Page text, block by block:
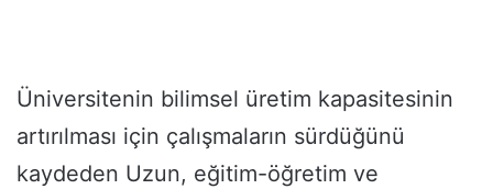
Üniversitenin bilimsel üretim kapasitesinin
artırılması için çalışmaların sürdüğünü
kaydeden Uzun, eğitim-öğretim ve